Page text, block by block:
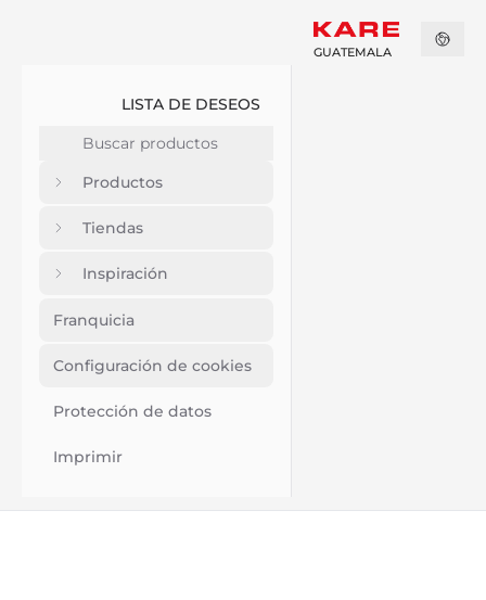
LISTA DE DESEOS
Productos
Tiendas
Inspiración
Franquicia
Configuración de cookies
Protección de datos
Imprimir
GUATEMALA